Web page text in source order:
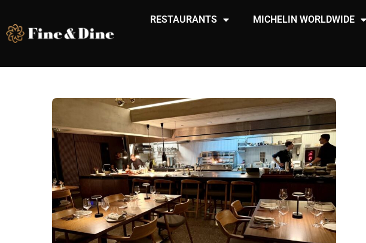
RESTAURANTS MICHELIN WORLDWIDE